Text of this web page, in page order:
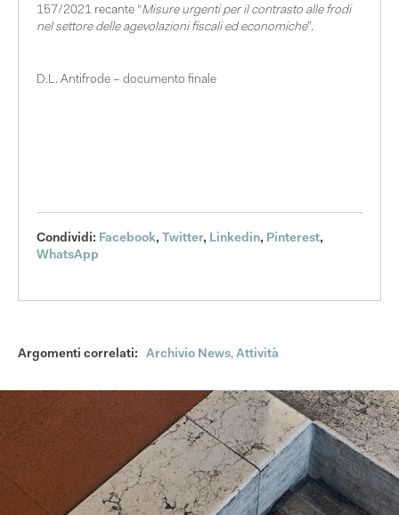
157/2021 recante “Misure urgenti per il contrasto alle frodi
nel settore delle agevolazioni fiscali ed economiche”.
D.L. Antifrode – documento finale
Condividi: Facebook, Twitter, Linkedin, Pinterest,
WhatsApp
Argomenti correlati: Archivio News, Attività